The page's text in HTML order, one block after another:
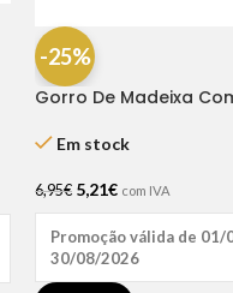
-25%
Gorro De Madeixa
Em stock
6,95€ 5,21€ com IVA
Promoção válida de
30/08/2026